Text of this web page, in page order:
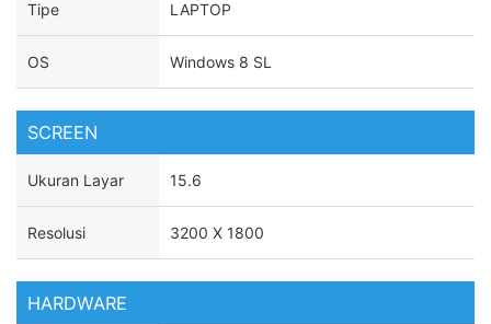
Tipe LAPTOP
OS Windows 8 SL
SCREEN
Ukuran Layar 15.6
Resolusi 3200 X 1800
HARDWARE